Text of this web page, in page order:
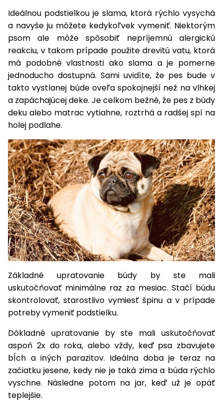
Zametacie
stroje
Snežné
frézy
Odhŕňače
a lopaty
na sneh
Postrekovače
a rosiče
Príslušenstvo
Ideálnou podstielkou je slama, ktorá rýchlo vysychá
a navyše ju môžete kedykoľvek vymeniť. Niektorým
psom ale môže spôsobiť nepríjemnú alergickú
reakciu, v takom prípade použite drevitú vatu, ktorá
má podobné vlastnosti ako slama a je pomerne
jednoducho dostupná. Sami uvidíte, že pes bude v
takto vystlanej búde oveľa spokojnejší než na vlhkej
a zapáchajúcej deke. Je celkom bežné, že pes z búdy
deku alebo matrac vytiahne, roztrhá a radšej spí na
holej podlahe.
Základné upratovanie búdy by ste mali
uskutočňovať minimálne raz za mesiac. Stačí búdu
skontrolovať, starostlivo vymiesť špinu a v prípade
potreby vymeniť podstielku.
Dôkladné upratovanie by ste mali uskutočňovať
aspoň 2x do roka, alebo vždy, keď psa zbavujete
bĺch a iných parazitov. Ideálna doba je teraz na
začiatku jesene, kedy nie je taká zima a búda rýchlo
vyschne. Následne potom na jar, keď už je opäť
teplejšie.